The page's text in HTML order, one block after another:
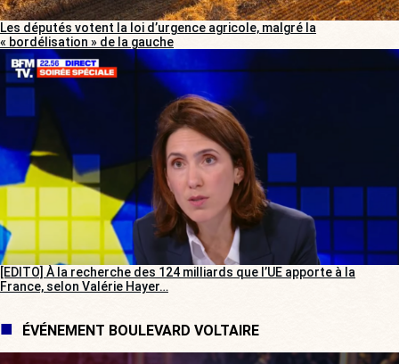
Les députés votent la loi d’urgence agricole, malgré la
« bordélisation » de la gauche
[EDITO] À la recherche des 124 milliards que l’UE apporte à la
France, selon Valérie Hayer…
ÉVÉNEMENT BOULEVARD VOLTAIRE